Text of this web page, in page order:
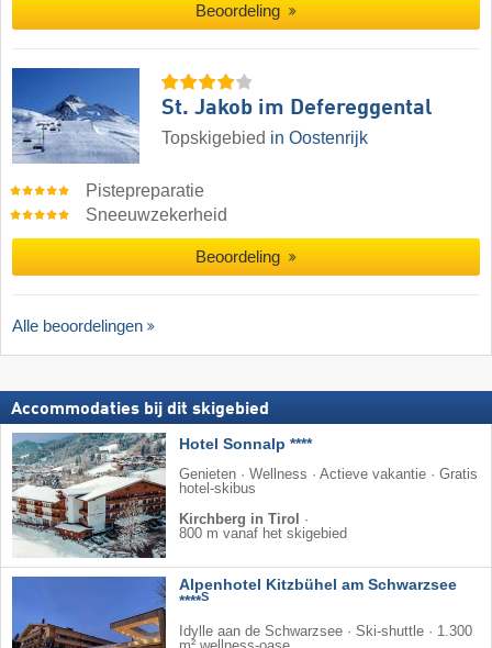
Beoordeling
St. Jakob im Defereggental
Topskigebied in Oostenrijk
Pistepreparatie
Sneeuwzekerheid
Beoordeling
Alle beoordelingen
Accommodaties bij dit skigebied
Hotel Sonnalp ****
Genieten · Wellness · Actieve vakantie · Gratis
hotel-skibus
Kirchberg in Tirol
·
800 m vanaf het skigebied
Alpenhotel Kitzbühel am Schwarzsee
****S
Idylle aan de Schwarzsee · Ski-shuttle · 1.300